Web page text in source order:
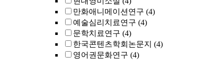
만화애니메이션연구 (4)
예술심리치료연구 (4)
문학치료연구 (4)
한국콘텐츠학회논문지 (4)
영어권문화연구 (4)